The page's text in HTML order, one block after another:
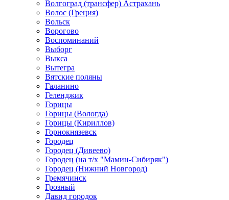
Волгоград (трансфер) Астрахань
Волос (Греция)
Вольск
Ворогово
Воспоминаний
Выборг
Выкса
Вытегра
Вятские поляны
Галанино
Геленджик
Горицы
Горицы (Вологда)
Горицы (Кириллов)
Горнокнязевск
Городец
Городец (Дивеево)
Городец (на т/х "Мамин-Сибиряк")
Городец (Нижний Новгород)
Гремячинск
Грозный
Давид городок